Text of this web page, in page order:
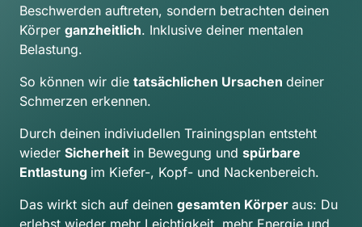
Beschwerden auftreten, sondern betrachten deinen
Körper ganzheitlich. Inklusive deiner mentalen
Belastung.
So können wir die tatsächlichen Ursachen deiner
Schmerzen erkennen.
Durch deinen indiviudellen Trainingsplan entsteht
wieder Sicherheit in Bewegung und spürbare
Entlastung im Kiefer-, Kopf- und Nackenbereich.
Das wirkt sich auf deinen gesamten Körper aus: Du
erlebst wieder mehr Leichtigkeit, mehr Energie und